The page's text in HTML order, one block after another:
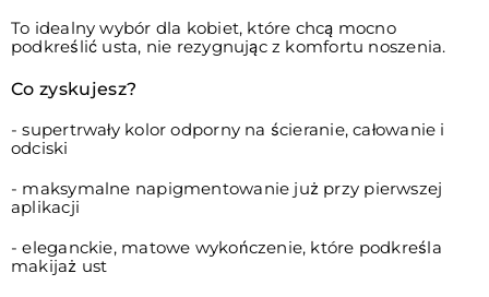
To idealny wybór dla kobiet, które chcą mocno
podkreślić usta, nie rezygnując z komfortu noszenia.
Co zyskujesz?
- supertrwały kolor odporny na ścieranie, całowanie i
odciski
- maksymalne napigmentowanie już przy pierwszej
aplikacji
- eleganckie, matowe wykończenie, które podkreśla
makijaż ust